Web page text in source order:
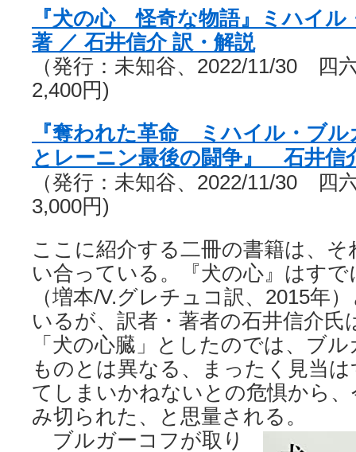
『犬の心 怪奇な物語』ミハイル
著 ／ 石井信介 訳・解説
（発行：未知谷、2022/11/30
2,400円)
『奪われた革命 ミハイル・ブル
とレーニン最後の闘争』 石井信
（発行：未知谷、2022/11/30
3,000円)
ここに紹介する二冊の書籍は、
い合っている。『犬の心』はす
（増本/V.グレチュコ訳、2015年
いるが、訳者・著者の石井信介氏
「犬の心臓」としたのでは、ブ
ものとは異なる、まったく見当
てしまいかねないとの危惧から
み切られた、と思量される。
ブルガーコフが取り